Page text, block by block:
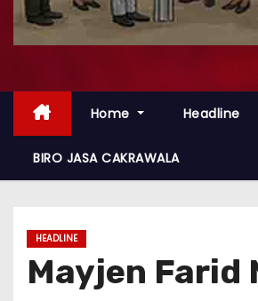
Home Headline
BIRO JASA CAKRAWALA
HEADLINE
Mayjen Farid